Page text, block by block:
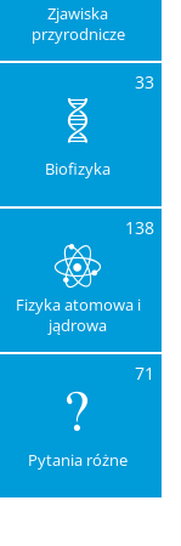
Zjawiska
przyrodnicze
33
Biofizyka
138
Fizyka atomowa i
jądrowa
71
Pytania różne